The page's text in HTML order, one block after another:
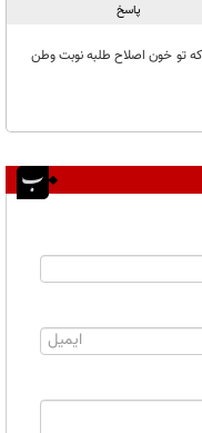
پاسخ
تو خون اصلاح طلبه نوبت وطن